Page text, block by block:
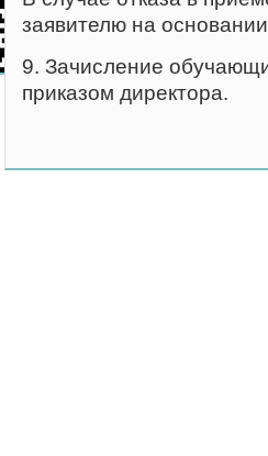
заявителю на
9. Зачисление
приказом директора.